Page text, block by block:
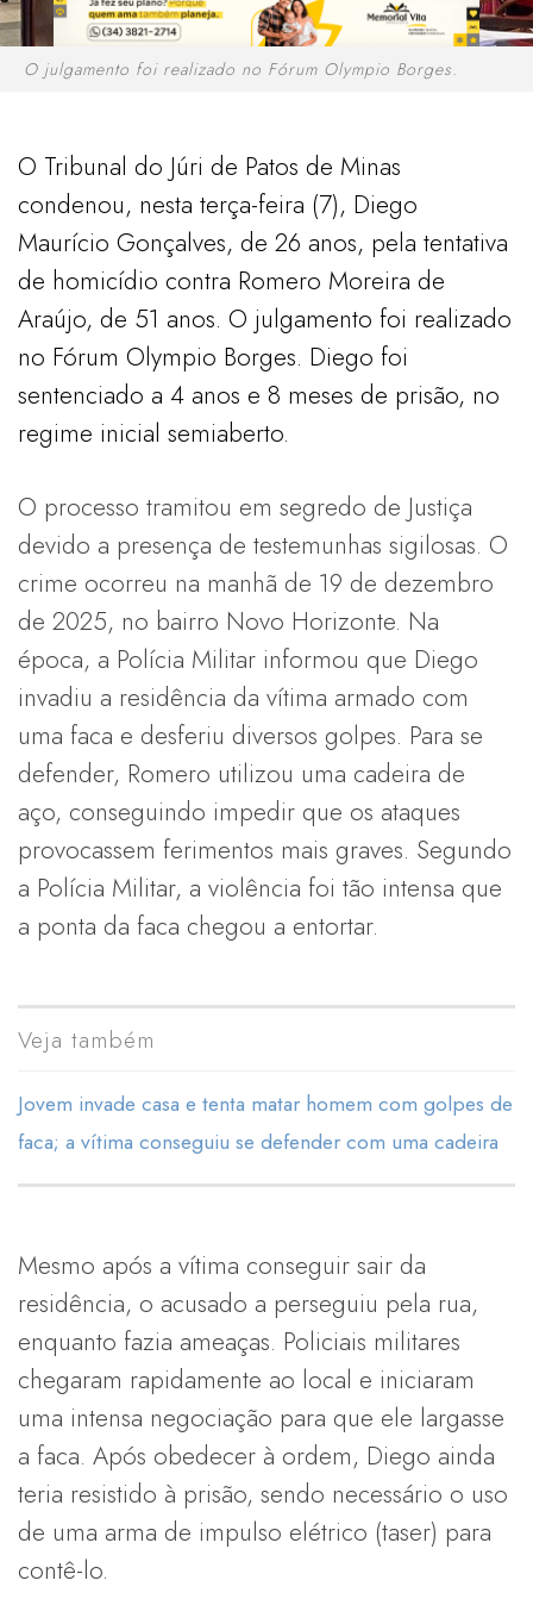
O julgamento foi realizado no Fórum Olympio Borges.
O Tribunal do Júri de Patos de Minas
condenou, nesta terça-feira (7), Diego
Maurício Gonçalves, de 26 anos, pela tentativa
de homicídio contra Romero Moreira de
Araújo, de 51 anos. O julgamento foi realizado
no Fórum Olympio Borges. Diego foi
sentenciado a 4 anos e 8 meses de prisão, no
regime inicial semiaberto.
O processo tramitou em segredo de Justiça
devido a presença de testemunhas sigilosas. O
crime ocorreu na manhã de 19 de dezembro
de 2025, no bairro Novo Horizonte. Na
época, a Polícia Militar informou que Diego
invadiu a residência da vítima armado com
uma faca e desferiu diversos golpes. Para se
defender, Romero utilizou uma cadeira de
aço, conseguindo impedir que os ataques
provocassem ferimentos mais graves. Segundo
a Polícia Militar, a violência foi tão intensa que
a ponta da faca chegou a entortar.
Veja também
Jovem invade casa e tenta matar homem com golpes de
faca; a vítima conseguiu se defender com uma cadeira
Mesmo após a vítima conseguir sair da
residência, o acusado a perseguiu pela rua,
enquanto fazia ameaças. Policiais militares
chegaram rapidamente ao local e iniciaram
uma intensa negociação para que ele largasse
a faca. Após obedecer à ordem, Diego ainda
teria resistido à prisão, sendo necessário o uso
de uma arma de impulso elétrico (taser) para
contê-lo.